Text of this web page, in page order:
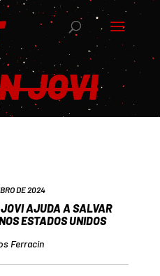
JOVI
DE 2024
AJUDA A SALVAR
ESTADOS UNIDOS
Ferracin